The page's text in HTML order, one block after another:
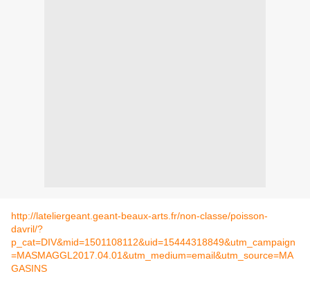
http://lateliergeant.geant-beaux-arts.fr/non-classe/poisson-
davril/?
p_cat=DIV&mid=1501108112&uid=15444318849&utm_campaign
=MASMAGGL2017.04.01&utm_medium=email&utm_source=MA
GASINS